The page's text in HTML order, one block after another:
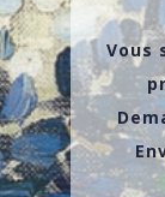
Vous